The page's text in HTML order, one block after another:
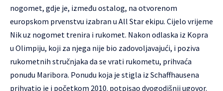
nogomet, gdje je, između ostalog, na otvorenom
europskom prvenstvu izabran u All Star ekipu. Cijelo vrijeme
Nik uz nogomet trenira i rukomet. Nakon odlaska iz Kopra
u Olimpiju, koji za njega nije bio zadovoljavajući, i poziva
rukometnih stručnjaka da se vrati rukometu, prihvaća
ponudu Maribora. Ponudu koja je stigla iz Schaffhausena
prihvatio je i početkom 2010. potpisao dvogodišnji ugovor.